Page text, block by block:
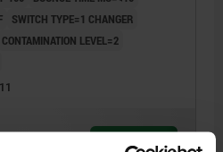
SWITCH TYPE=1 CHANGER
CONTAMINATION LEVEL=2
DETAILS